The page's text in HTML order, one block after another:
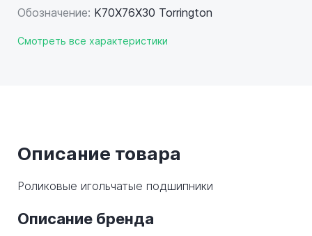
Обозначение: K70X76X30 Torrington
Смотреть все характеристики
Описание товара
Роликовые игольчатые подшипники
Описание бренда